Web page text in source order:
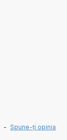
- Spune-ţi opinia